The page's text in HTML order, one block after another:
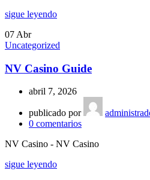
sigue leyendo
07 Abr
Uncategorized
NV Casino Guide
abril 7, 2026
publicado por
0 comentarios
NV Casino - NV Casino
sigue leyendo